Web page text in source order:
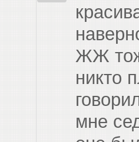
ЖЖ
никто
мне